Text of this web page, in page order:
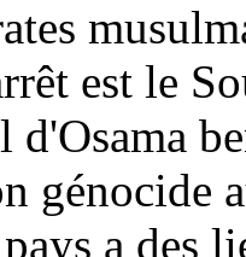
est le
d'Osama
génocide
a des